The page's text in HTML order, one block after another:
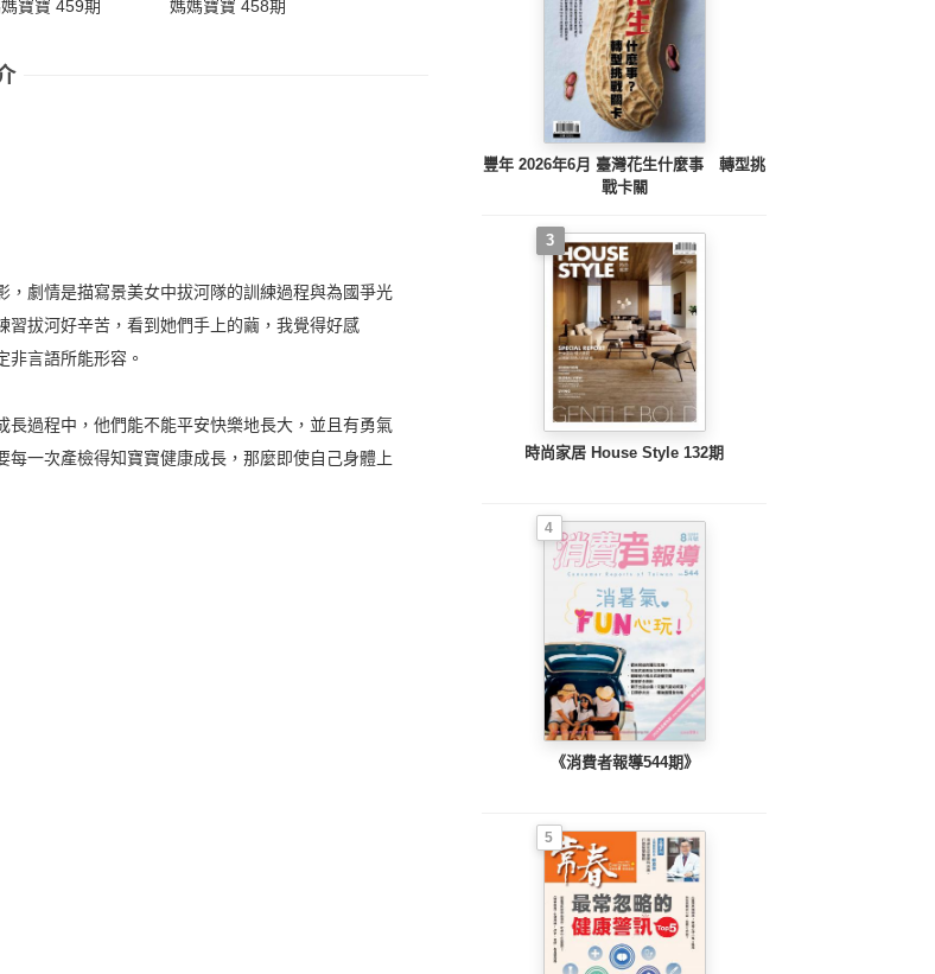
寶寶 459期 媽媽寶寶 458期 媽媽寶寶 456期
劇情是描寫景美女中拔河隊的訓練過程與為國爭光
拔河好辛苦，看到她們手上的繭，我覺得好感
非言語所能形容。
過程中，他們能不能平安快樂地長大，並且有勇氣
一次產檢得知寶寶健康成長，那麼即使自己身體上
豐年 2026年6月 臺灣花生什麼事 轉型挑
戰卡關
3
時尚家居 House Style 132期
4
《消費者報導544期》
5